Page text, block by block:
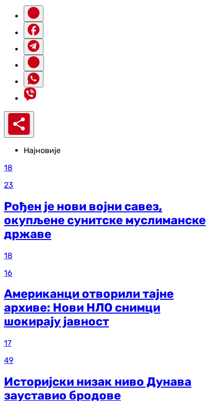
Најновије
18
23
Рођен је нови војни савез,
окупљене сунитске муслиманске
државе
18
16
Американци отворили тајне
архиве: Нови НЛО снимци
шокирају јавност
17
49
Историјски низак ниво Дунава
зауставио бродове